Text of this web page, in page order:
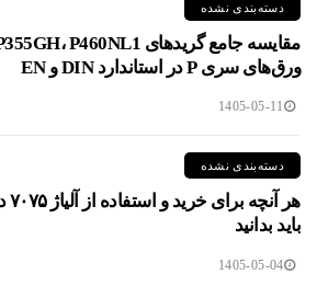
دسته‌بندی نشده
ورق‌های سری P در استاندارد DIN و EN
1405-05-11
دسته‌بندی نشده
باید بدانید
1405-05-04